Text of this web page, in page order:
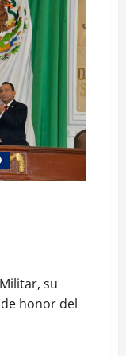
su
honor del